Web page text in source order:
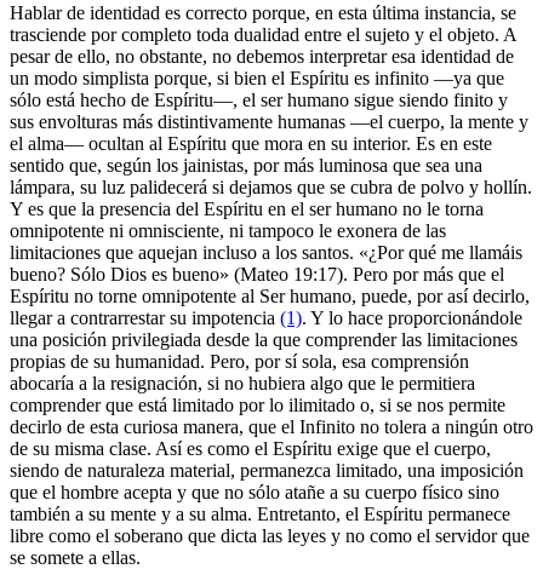
Hablar de identidad es correcto porque, en esta última instancia, se
trasciende por completo toda dualidad entre el sujeto y el objeto. A
pesar de ello, no obstante, no debemos interpretar esa identidad de
un modo simplista porque, si bien el Espíritu es infinito —ya que
sólo está hecho de Espíritu—, el ser humano sigue siendo finito y
sus envolturas más distintivamente humanas —el cuerpo, la mente y
el alma— ocultan al Espíritu que mora en su interior. Es en este
sentido que, según los jainistas, por más luminosa que sea una
lámpara, su luz palidecerá si dejamos que se cubra de polvo y hollín.
Y es que la presencia del Espíritu en el ser humano no le torna
omnipotente ni omnisciente, ni tampoco le exonera de las
limitaciones que aquejan incluso a los santos. «¿Por qué me llamáis
bueno? Sólo Dios es bueno» (Mateo 19:17). Pero por más que el
Espíritu no torne omnipotente al Ser humano, puede, por así decirlo,
llegar a contrarrestar su impotencia (1). Y lo hace proporcionándole
una posición privilegiada desde la que comprender las limitaciones
propias de su humanidad. Pero, por sí sola, esa comprensión
abocaría a la resignación, si no hubiera algo que le permitiera
comprender que está limitado por lo ilimitado o, si se nos permite
decirlo de esta curiosa manera, que el Infinito no tolera a ningún otro
de su misma clase. Así es como el Espíritu exige que el cuerpo,
siendo de naturaleza material, permanezca limitado, una imposición
que el hombre acepta y que no sólo atañe a su cuerpo físico sino
también a su mente y a su alma. Entretanto, el Espíritu permanece
libre como el soberano que dicta las leyes y no como el servidor que
se somete a ellas.